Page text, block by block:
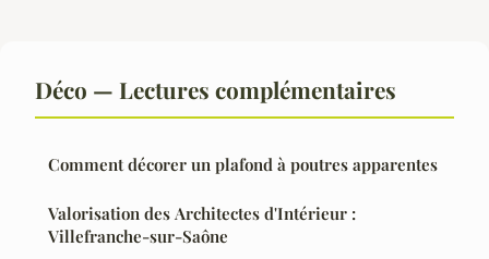
Déco — Lectures complémentaires
Comment décorer un plafond à poutres apparentes
Valorisation des Architectes d'Intérieur :
Villefranche-sur-Saône